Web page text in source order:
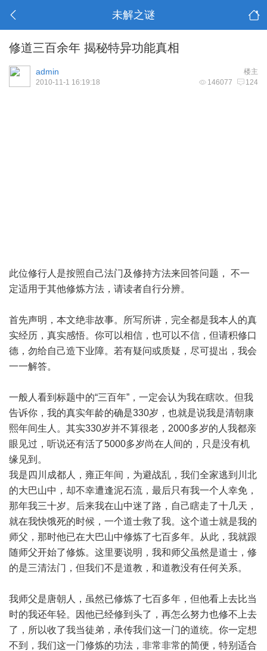
未解之谜
修道三百余年 揭秘特异功能真相
楼主
admin
146077 124
2010-11-1 16:19:18
此位修行人是按照自己法门及修持方法来回答问题， 不一
定适用于其他修炼方法，请读者自行分辨。
首先声明，本文绝非故事。所写所讲，完全都是我本人的真
实经历，真实感悟。你可以相信，也可以不信，但请积修口
德，勿给自己造下业障。若有疑问或质疑，尽可提出，我会
一一解答。
一般人看到标题中的“三百年”，一定会认为我在瞎吹。但我
告诉你，我的真实年龄的确是330岁，也就是说我是清朝康
熙年间生人。其实330岁并不算很老，2000多岁的人我都亲
眼见过，听说还有活了5000多岁尚在人间的，只是没有机
缘见到。
我是四川成都人，雍正年间，为避战乱，我们全家逃到川北
的大巴山中，却不幸遭逢泥石流，最后只有我一个人幸免，
那年我三十岁。后来我在山中迷了路，自己瞎走了十几天，
就在我快饿死的时候，一个道士救了我。这个道士就是我的
师父，那时他已在大巴山中修炼了七百多年。从此，我就跟
随师父开始了修炼。这里要说明，我和师父虽然是道士，修
的是三清法门，但我们不是道教，和道教没有任何关系。
我师父是唐朝人，虽然已修炼了七百多年，但他看上去比当
时的我还年轻。因他已经修到头了，再怎么努力也修不上去
了，所以收了我当徒弟，承传我们这一门的道统。你一定想
不到，我们这一门修炼的功法，非常非常的简便，特别适合